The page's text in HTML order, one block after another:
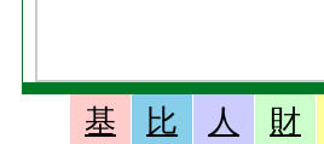
基
比
人
財